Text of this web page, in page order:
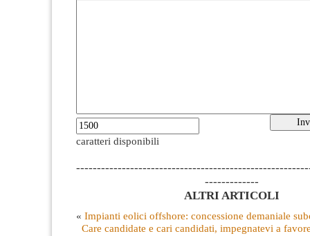
caratteri disponibili
-------------
ALTRI ARTICOLI
« Impianti eolici offshore: concessione demaniale
Care candidate e cari candidati, impegnatevi a